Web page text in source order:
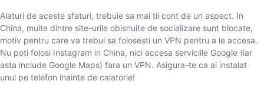
Alaturi de aceste sfaturi, trebuie sa mai tii cont de un aspect. In
China, multe dintre site-urile obisnuite de socializare sunt blocate,
motiv pentru care va trebui sa folosesti un VPN pentru a le accesa.
Nu poti folosi Instagram in China, nici accesa serviciile Google (iar
asta include Google Maps) fara un VPN. Asigura-te ca ai instalat
unul pe telefon inainte de calatorie!